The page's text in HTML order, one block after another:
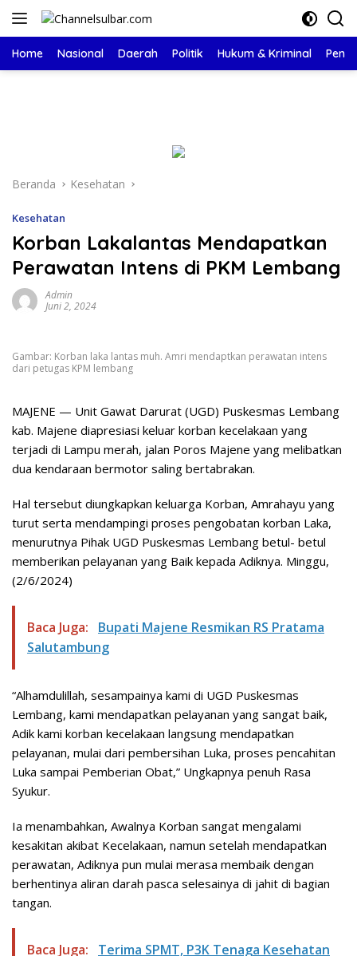
Langsung
Home Nasional Daerah Politik Hukum & Kriminal
Beranda Kesehatan
Kesehatan
Korban Lakalantas Mendapatkan
Perawatan Intens di PKM Lembang
Admin
Juni 2, 2024
Gambar: Korban laka lantas muh. Amri mendaptkan perawatan intens
dari petugas KPM lembang
MAJENE — Unit Gawat Darurat (UGD) Puskesmas Lembang
kab. Majene diapresiasi keluar korban kecelakaan yang
terjadi di Lampu merah, jalan Poros Majene yang melibatkan
dua kendaraan bermotor saling bertabrakan.
Hal tersebut diungkapkan keluarga Korban, Amrahayu yang
turut serta mendampingi proses pengobatan korban Laka,
menurutnya Pihak UGD Puskesmas Lembang betul- betul
memberikan pelayanan yang Baik kepada Adiknya. Minggu,
(2/6/2024)
Baca Juga:
Bupati Majene Resmikan RS Pratama
Salutambung
“Alhamdulillah, sesampainya kami di UGD Puskesmas
Lembang, kami mendapatkan pelayanan yang sangat baik,
Adik kami korban kecelakaan langsung mendapatkan
pelayanan, mulai dari pembersihan Luka, proses pencahitan
Luka sampai Pemberian Obat,” Ungkapnya penuh Rasa
Syukur.
Ia menambahkan, Awalnya Korban sangat mengalami
kesakitan akibat Kecelakaan, namun setelah mendapatkan
perawatan, Adiknya pun mulai merasa membaik dengan
berhentinya aliran darah pasca selesainya di jahit di bagian
tangan.
Baca Juga:
Terima SPMT, P3K Tenaga Kesehatan